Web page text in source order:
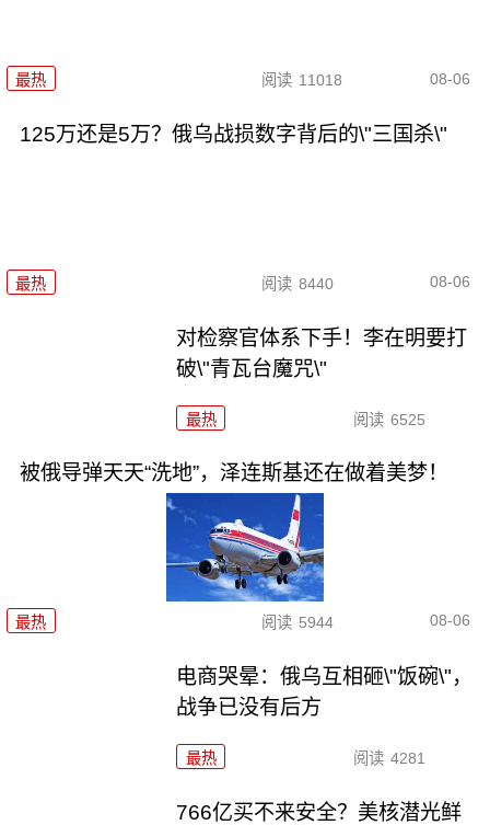
最热 阅读 11018 08-06
125万还是5万？俄乌战损数字背后的\"三国杀\"
最热 阅读 8440 08-06
对检察官体系下手！李在明要打
破\"青瓦台魔咒\"
最热 阅读 6525
被俄导弹天天“洗地”，泽连斯基还在做着美梦！
最热 阅读 5944 08-06
电商哭晕：俄乌互相砸\"饭碗\"，
战争已没有后方
最热 阅读 4281
766亿买不来安全？美核潜光鲜